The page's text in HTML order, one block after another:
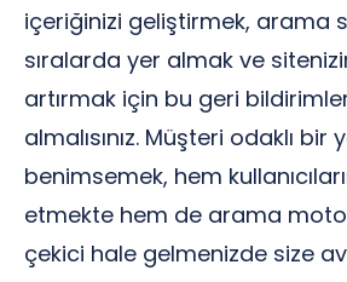
içeriğinizi geliştirmek, arama
sıralarda yer almak ve
artırmak için bu geri
almalısınız. Müşteri odaklı bir
benimsemek, hem
etmekte hem de arama
çekici hale gelmenizde size